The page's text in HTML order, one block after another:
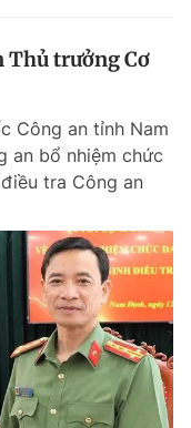
Thủ trưởng Cơ
Công an tỉnh Nam
an bổ nhiệm chức
tra Công an